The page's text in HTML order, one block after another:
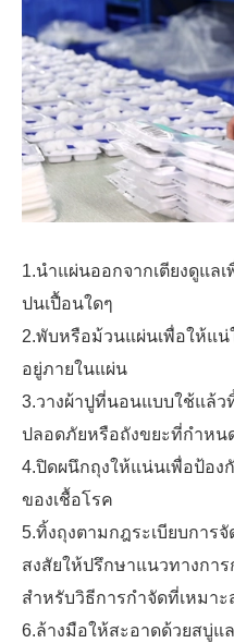
1.นำแผ่นออกจากเตียงดูแล
ปนเปื้อนใดๆ
2.พับหรือม้วนแผ่นเพื่อให้แน่
อยู่ภายในแผ่น
3.วางผ้าปูที่นอนแบบใช้แล้ว
ปลอดภัยหรือถังขยะที่กำหน
4.ปิดผนึกถุงให้แน่นเพื่อป้อง
ของเชื้อโรค
5.ทิ้งถุงตามกฎระเบียบการ
สงสัยให้ปรึกษาแนวทางกา
สำหรับวิธีการกำจัดที่เหมาะ
6.ล้างมือให้สะอาดด้วยสบู่แ